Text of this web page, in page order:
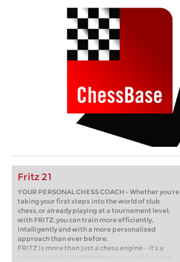
Fritz 21
YOUR PERSONAL CHESS COACH - Whether you’re
taking your first steps into the world of club
chess, or already playing at a tournament level:
with FRITZ, you can train more efficiently,
intelligently and with a more personalised
approach than ever before.
FRITZ is more than just a chess engine – it’s a
training revolution! Whether you’re taking your